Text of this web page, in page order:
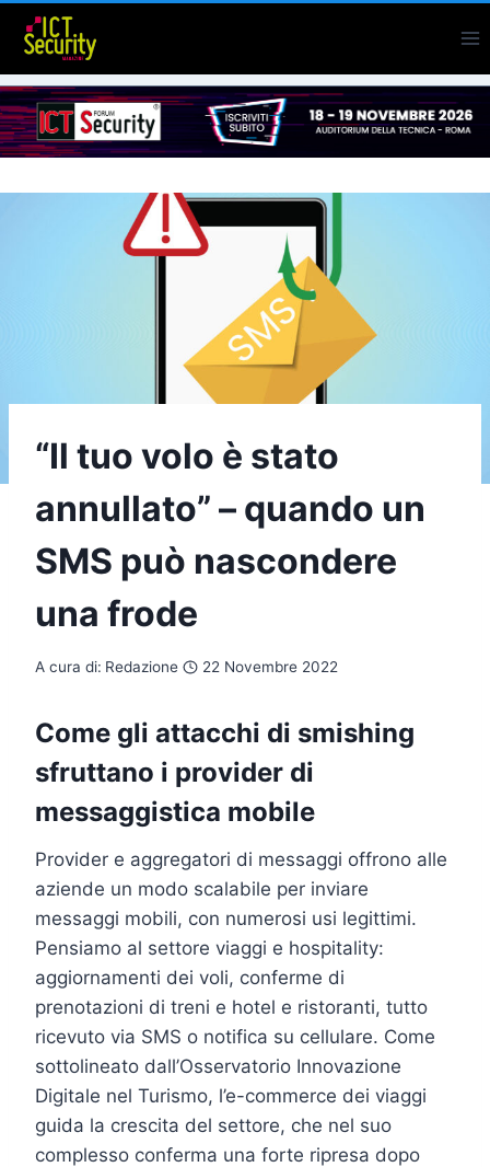
Salta
contenuto
“Il tuo volo è stato
annullato” – quando un
SMS può nascondere
una frode
A cura di: Redazione 22 Novembre 2022
Come gli attacchi di smishing
sfruttano i provider di
messaggistica mobile
Provider e aggregatori di messaggi offrono alle
aziende un modo scalabile per inviare
messaggi mobili, con numerosi usi legittimi.
Pensiamo al settore viaggi e hospitality:
aggiornamenti dei voli, conferme di
prenotazioni di treni e hotel e ristoranti, tutto
ricevuto via SMS o notifica su cellulare. Come
sottolineato dall’Osservatorio Innovazione
Digitale nel Turismo, l’e-commerce dei viaggi
guida la crescita del settore, che nel suo
complesso conferma una forte ripresa dopo